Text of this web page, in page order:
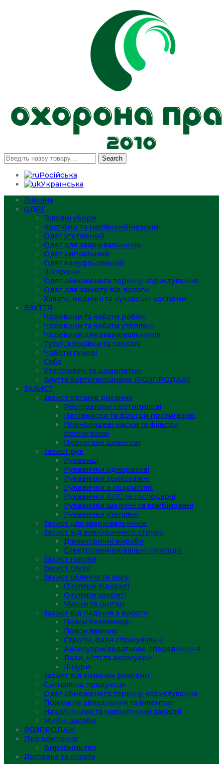
Search
Російська
Українська
Головна
ОДЯГ
Головні убори
Костюми та напівкомбінезони
Одяг утеплений
Одяг для зварювальників
Одяг сигнальний
Одяг камуфльований
Шеврони
Одяг обмеженого терміну користування
Одяг для захисту від вологи
Халати, медичні та кухарські костюми
ВЗУТТЯ
Черевики та чоботи робочі
Черевики та чоботи утеплені
Черевики для зварювальників
Туфлі, кросівки та сандалі
Чоботи гумові
Сабо
Утеплювачі та шкарпетки
Взуття бортопрошивне (РОЗПРОДАЖ)
ЗАХИСТ
Захист органів дихання
Респіратори протипилові
Напівмаски та фільтри протигазові
Повнолицеві маски та фільтри
протигазові
Протигази шлангові
Захист рук
Рукавиці
Рукавички одноразові
Рукавички трикотажні
Рукавички з покриттям
Рукавички КЛС та господарчі
Рукавички шкіряні та комбіновані
Рукавички утеплені
Захист для зварювальників
Захист від електричного струму
Діелектричні вироби
Електровимірювальні прилади
Захист голови
Захист слуху
Захист обличчя та зору
Окуляри відкриті
Окуляри закриті
Маски та щитки
Захист від падіння з висоти
Пояси безлямкові
Пояси лямкові
Стропи, фали страхувальні
Аксесуари/додаткове спорядження
Лази, кігті та аксесуари
Шнури
Захист від хімічних речовин
Сигнальна продукція
Одяг обмеженого терміну користування
Пожежне обладнання та інвентар
Наколінники та налокітники захисні
Мийні засоби
РОЗПРОДАЖ
Про компанію
Виробництво
Доставка та оплата